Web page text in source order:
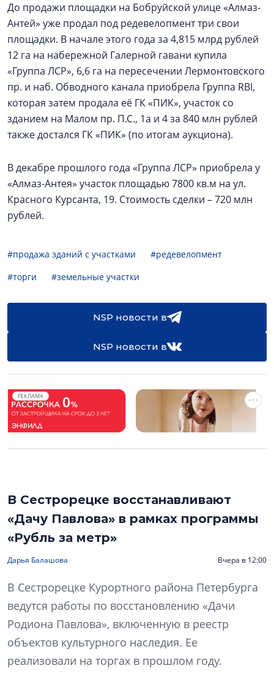
До продажи площадки на Бобруйской улице «Алмаз-
Антей» уже продал под редевелопмент три свои
площадки. В начале этого года за 4,815 млрд рублей
12 га на набережной Галерной гавани купила
«Группа ЛСР», 6,6 га на пересечении Лермонтовского
пр. и наб. Обводного канала приобрела Группа RBI,
которая затем продала её ГК «ПИК», участок со
зданием на Малом пр. П.С., 1а и 4 за 840 млн рублей
также достался ГК «ПИК» (по итогам аукциона).
В декабре прошлого года «Группа ЛСР» приобрела у
«Алмаз-Антея» участок площадью 7800 кв.м на ул.
Красного Курсанта, 19. Стоимость сделки – 720 млн
рублей.
#продажа зданий с участками
#редевелопмент
#торги
#земельные участки
NSP новости в
NSP новости в
РЕКЛАМА
В Сестрорецке восстанавливают
«Дачу Павлова» в рамках программы
«Рубль за метр»
Дарья Балашова Вчера в 12:00
В Сестрорецке Курортного района Петербурга
ведутся работы по восстановлению «Дачи
Родиона Павлова», включенную в реестр
объектов культурного наследия. Ее
реализовали на торгах в прошлом году.